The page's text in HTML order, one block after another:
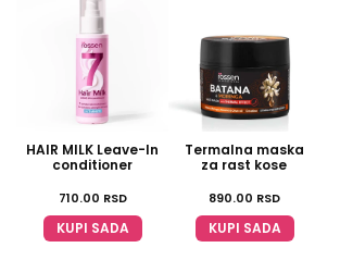
HAIR MILK Leave-In
conditioner
710.00 RSD
KUPI SADA
Termalna maska
za rast kose
890.00 RSD
KUPI SADA